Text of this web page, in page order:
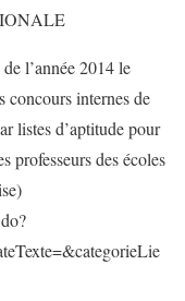
l’année 2014 le
concours internes de
listes d’aptitude pour
professeurs des écoles